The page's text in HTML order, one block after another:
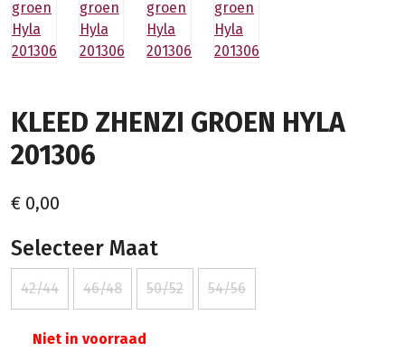
KLEED ZHENZI GROEN HYLA
201306
€ 0,00
Selecteer Maat
42/44 46/48 50/52 54/56
Niet in voorraad